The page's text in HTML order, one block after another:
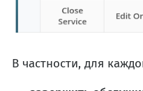
В частности, для